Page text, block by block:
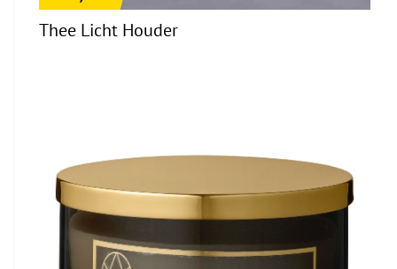
Thee Licht Houder